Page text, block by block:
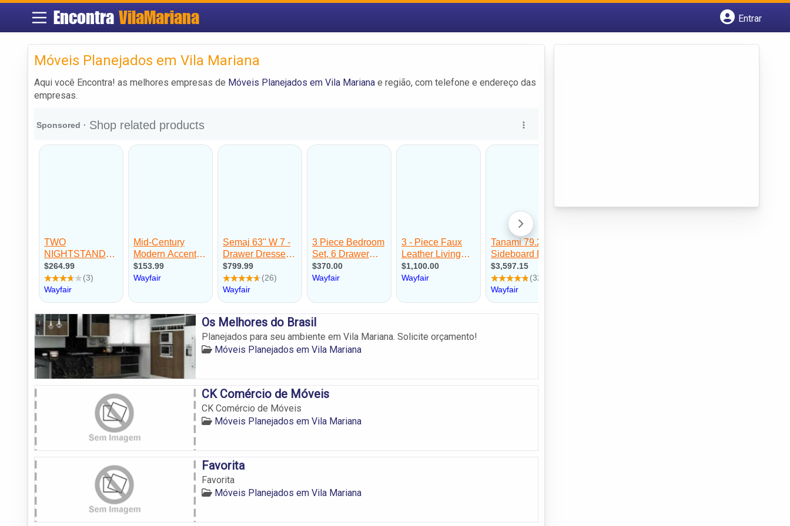
Encontra VilaMariana
Entrar
Móveis Planejados em Vila Mariana
Aqui você Encontra! as melhores empresas de Móveis Planejados em Vila Mariana e região, com telefone e endereço das
empresas.
Os Melhores do Brasil
Planejados para seu ambiente em Vila Mariana. Solicite orçamento!
Móveis Planejados em Vila Mariana
CK Comércio de Móveis
CK Comércio de Móveis
Móveis Planejados em Vila Mariana
Favorita
Favorita
Móveis Planejados em Vila Mariana